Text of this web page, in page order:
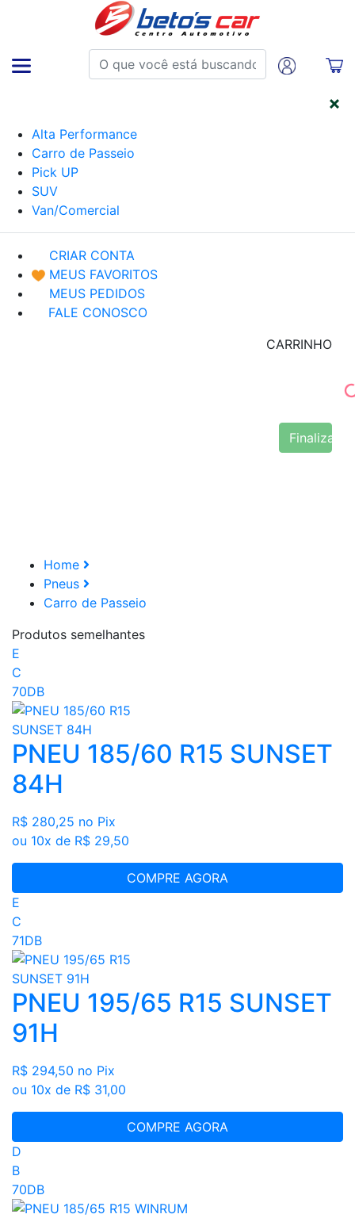
Alta Performance
Carro de Passeio
Pick UP
SUV
Van/Comercial
CRIAR CONTA
MEUS FAVORITOS
MEUS PEDIDOS
FALE CONOSCO
CARRINHO
Finalizar
Home
Pneus
Carro de Passeio
Produtos semelhantes
E
C
70DB
PNEU 185/60 R15 SUNSET
84H
R$ 280,25 no Pix
ou 10x de R$ 29,50
COMPRE AGORA
E
C
71DB
PNEU 195/65 R15 SUNSET
91H
R$ 294,50 no Pix
ou 10x de R$ 31,00
COMPRE AGORA
D
B
70DB